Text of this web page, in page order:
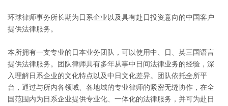
环球律师事务所长期为日系企业以及具有赴日投资意向的中国客户
提供法律服务。
本所拥有一支专业的日本业务团队，可以使用中、日、英三国语言
提供法律服务。团队律师具有多年从事中日间法律业务的经验，深
入理解日系企业的文化特点以及中日文化差异。团队依托全所平
台，通过与所内各领域、各地域的专业律师的紧密无缝协作，在全
国范围内为日系企业提供专业化、一体化的法律服务，并可为赴日